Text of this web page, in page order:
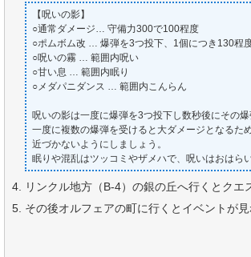
【呪いの影】
○通常ダメージ… 守備力300で100程度
○ポムボム改 … 爆弾を3つ投下、1個につき130程
○呪いの霧 … 範囲内呪い
○甘い息 … 範囲内眠り
○メダパニダンス … 範囲内こんらん
呪いの影は一度に爆弾を3つ投下し数秒後にその爆
一度に複数の爆弾を受けると大ダメージとなるた
近づかないようにしましょう。
眠りや混乱はツッコミやザメハで、呪いはおはら
リンクル地方（B-4）の銀の丘へ行くとクエ
その後オルフェアの町に行くとイベントが見